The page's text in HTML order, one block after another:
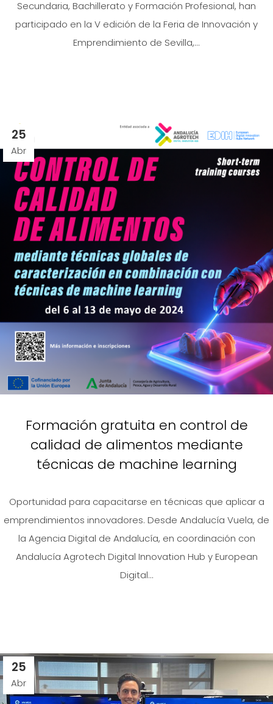
Secundaria, Bachillerato y Formación Profesional, han
participado en la V edición de la Feria de Innovación y
Emprendimiento de Sevilla,...
25
Abr
Formación gratuita en control de
calidad de alimentos mediante
técnicas de machine learning
Oportunidad para capacitarse en técnicas que aplicar a
emprendimientos innovadores. Desde Andalucía Vuela, de
la Agencia Digital de Andalucía, en coordinación con
Andalucía Agrotech Digital Innovation Hub y European
Digital...
25
Abr